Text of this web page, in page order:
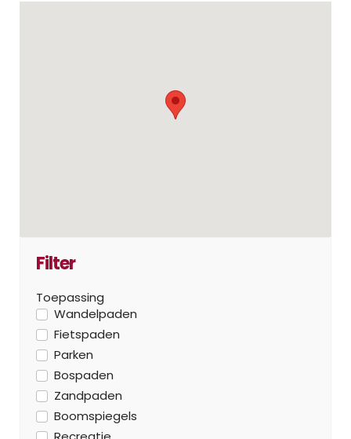
Filter
Toepassing
Wandelpaden
Fietspaden
Parken
Bospaden
Zandpaden
Boomspiegels